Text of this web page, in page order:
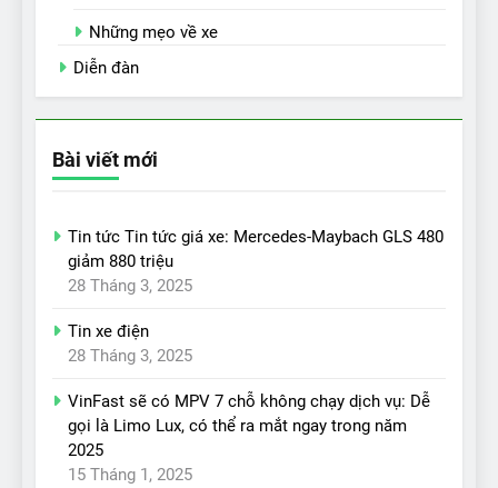
Những mẹo về xe
Diễn đàn
Bài viết mới
Tin tức Tin tức giá xe: Mercedes-Maybach GLS 480
giảm 880 triệu
28 Tháng 3, 2025
Tin xe điện
28 Tháng 3, 2025
VinFast sẽ có MPV 7 chỗ không chạy dịch vụ: Dễ
gọi là Limo Lux, có thể ra mắt ngay trong năm
2025
15 Tháng 1, 2025